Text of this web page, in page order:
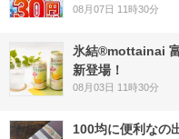
08月07日 11時30分
氷結®mottainai
新登場！
08月03日 11時30分
100均に便利なの